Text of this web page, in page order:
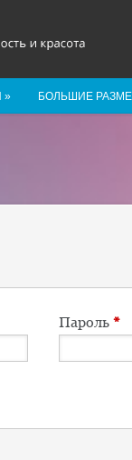
» БОЛЬШИЕ
Пароль *